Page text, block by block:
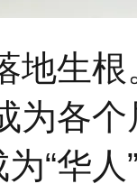
地生
为各
“华